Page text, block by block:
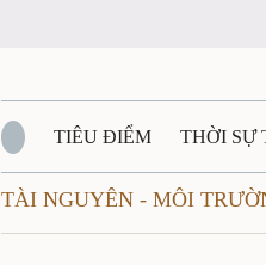
TIÊU ĐIỂM THỜI
QUỐC PHÒNG - AN NINH
TÀI NGUYÊN - MÔI